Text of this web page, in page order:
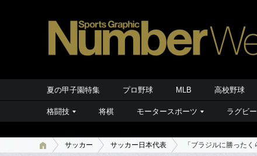
夏の甲子園特集 プロ野球 MLB 高校野球
格闘技 将棋 モータースポーツ ラグビー
サッカー サッカー日本代表 「ブラジルに勝った